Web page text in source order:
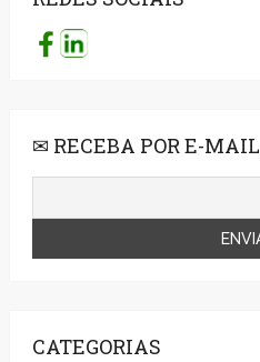
✉ RECEBA POR E-MAIL
CATEGORIAS